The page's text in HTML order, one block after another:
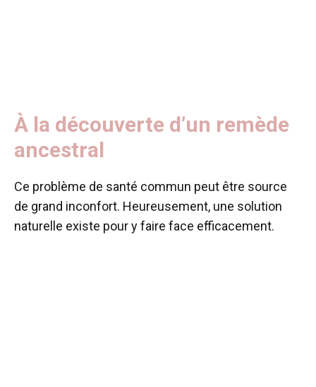
À la découverte d’un remède
ancestral
Ce problème de santé commun peut être source
de grand inconfort. Heureusement, une solution
naturelle existe pour y faire face efficacement.